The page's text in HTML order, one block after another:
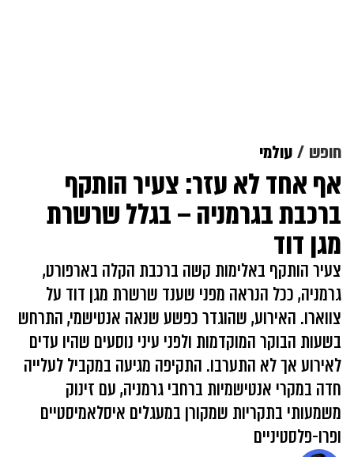
חופש עולמי
אף אחד לא עזר: צעיר הותקף
ברכבת בגרמניה – בגלל שרשרת
מגן דוד
צעיר הותקף באלימות קשה ברכבת הקלה בארפורט,
גרמניה, ככל הנראה מפני שענד שרשרת מגן דוד על
צווארו. האירוע, שהוגדר כפשע שנאה אנטישמי, התרחש
בשעות הבוקר המוקדמות ולפני עיני נוסעים שהיו עדים
לאירוע אך לא התערבו. התקיפה מגיעה במקביל לעלייה
חדה במקרי אנטישמיות ברחבי גרמניה, עם זינוק
משמעותי בתקריות שמקורן במעגלים איסלאמיסטיים
ופרו-פלסטיניים